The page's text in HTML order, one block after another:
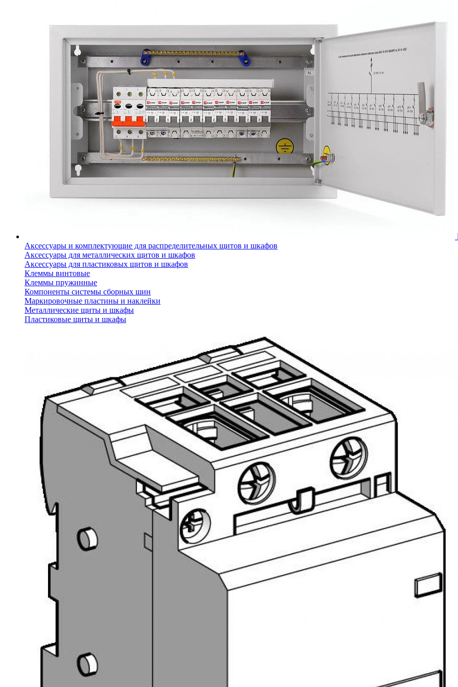
Аксессуары и комплектующие для распределительных щитов и шкафов
Аксессуары для металлических щитов и шкафов
Аксессуары для пластиковых щитов и шкафов
Клеммы винтовые
Клеммы пружинные
Компоненты системы сборных шин
Маркировочные пластины и наклейки
Металлические щиты и шкафы
Пластиковые щиты и шкафы